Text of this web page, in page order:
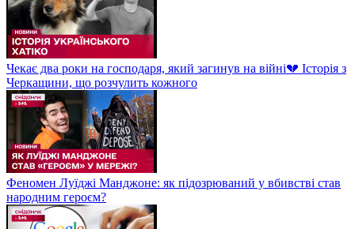
Чекає два роки на господаря, який загинув на війні💔 Історія з
Черкащини, що розчулить кожного
Феномен Луїджі Манджоне: як підозрюваний у вбивстві став
народним героєм?